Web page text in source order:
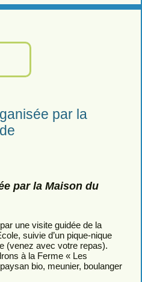
par la
par la Maison du
une visite guidée de la
suivie d’un pique-nique
(venez avec votre repas).
à la Ferme « Les
bio, meunier, boulanger